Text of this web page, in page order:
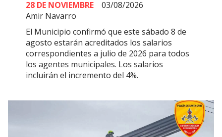
Amir Navarro
28 DE NOVIEMBRE 03/08/2026
El Municipio confirmó que este sábado 8 de
agosto estarán acreditados los salarios
correspondientes a julio de 2026 para todos
los agentes municipales. Los salarios
incluirán el incremento del 4%.